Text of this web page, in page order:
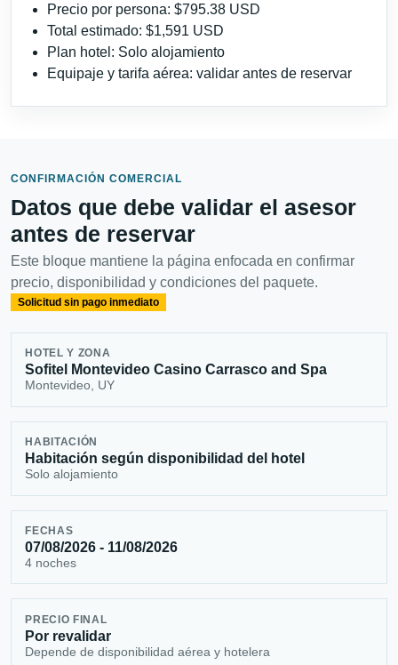
Precio por persona: $795.38 USD
Total estimado: $1,591 USD
Plan hotel: Solo alojamiento
Equipaje y tarifa aérea: validar antes de reservar
CONFIRMACIÓN COMERCIAL
Datos que debe validar el asesor
antes de reservar
Este bloque mantiene la página enfocada en confirmar
precio, disponibilidad y condiciones del paquete.
Solicitud sin pago inmediato
HOTEL Y ZONA
Sofitel Montevideo Casino Carrasco and Spa
Montevideo, UY
HABITACIÓN
Habitación según disponibilidad del hotel
Solo alojamiento
FECHAS
07/08/2026 - 11/08/2026
4 noches
PRECIO FINAL
Por revalidar
Depende de disponibilidad aérea y hotelera